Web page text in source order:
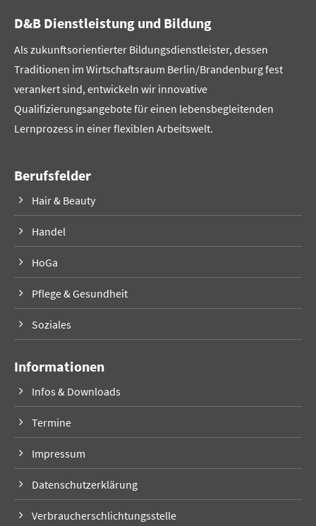
D&B Dienstleistung und Bildung
Als zukunftsorientierter Bildungsdienstleister, dessen
Traditionen im Wirtschaftsraum Berlin/Brandenburg fest
verankert sind, entwickeln wir innovative
Qualifizierungsangebote für einen lebensbegleitenden
Lernprozess in einer flexiblen Arbeitswelt.
Berufsfelder
Hair & Beauty
Handel
HoGa
Pflege & Gesundheit
Soziales
Informationen
Infos & Downloads
Termine
Impressum
Datenschutzerklärung
Verbraucherschlichtungsstelle